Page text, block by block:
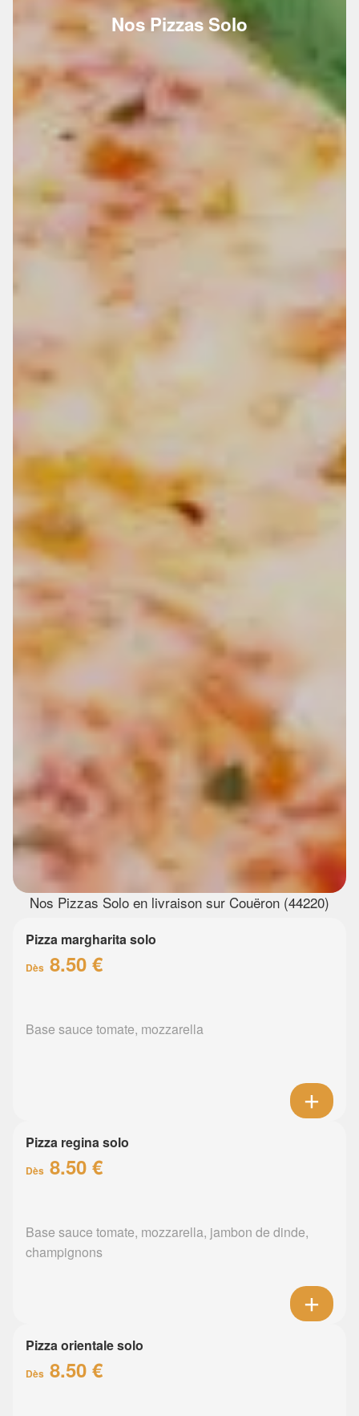
Nos Pizzas Solo
Nos Pizzas Solo en livraison sur Couëron (44220)
Pizza margharita solo
Dès 8.50 €
Base sauce tomate, mozzarella
Pizza regina solo
Dès 8.50 €
Base sauce tomate, mozzarella, jambon de dinde,
champignons
Pizza orientale solo
Dès 8.50 €